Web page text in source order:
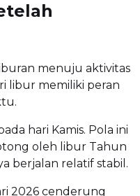
menuju aktivitas
libur memiliki peran
hari Kamis. Pola ini
oleh libur Tahun
berjalan relatif stabil.
2026 cenderung